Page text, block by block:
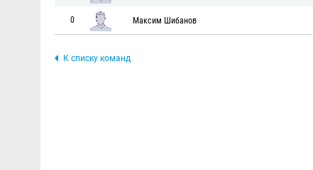
0 Максим Шибанов
К списку команд